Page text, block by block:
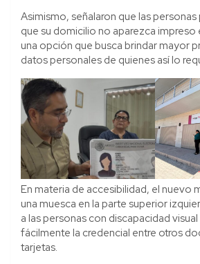
Asimismo, señalaron que las
que su domicilio no aparezca impreso
una opción que busca brindar mayor
datos personales de quienes así lo
En materia de accesibilidad, el nuevo
una muesca en la parte superior
a las personas con discapacidad
fácilmente la credencial entre otros
tarjetas.